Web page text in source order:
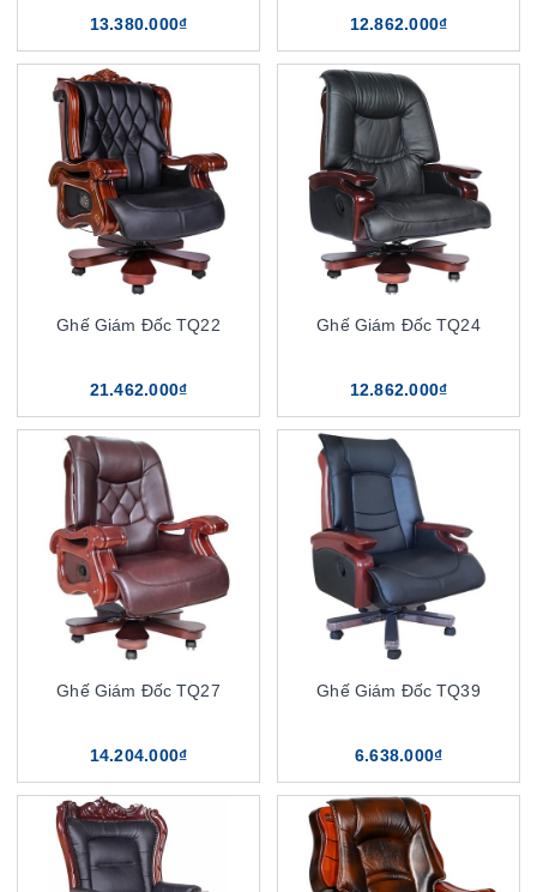
13.380.000₫ 12.862.000₫
Ghế Giám Đốc TQ22
21.462.000₫
Ghế Giám Đốc TQ24
12.862.000₫
Ghế Giám Đốc TQ27
14.204.000₫
Ghế Giám Đốc TQ39
6.638.000₫